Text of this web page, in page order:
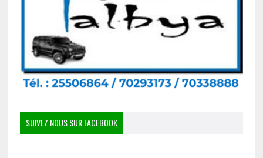
SUIVEZ NOUS SUR FACEBOOK